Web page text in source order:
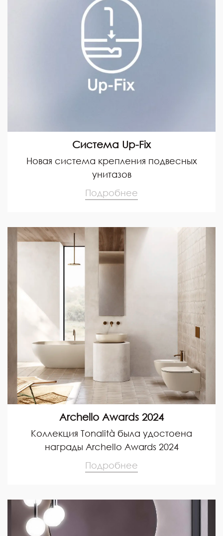
Система Up-Fix
Новая система крепления подвесных
унитазов
Подробнее
Archello Awards 2024
Коллекция Tonalità была удостоена
награды Archello Awards 2024
Подробнее